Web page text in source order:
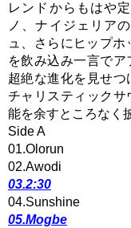
レンドからもはや
ノ、ナイジェリア
ュ、さらにヒップ
を飲み込み一言で
超絶な進化を見せ
チャリスティック
能を余すところなく
Side A
01.Olorun
02.Awodi
03.2:30
04.Sunshine
05.Mogbe